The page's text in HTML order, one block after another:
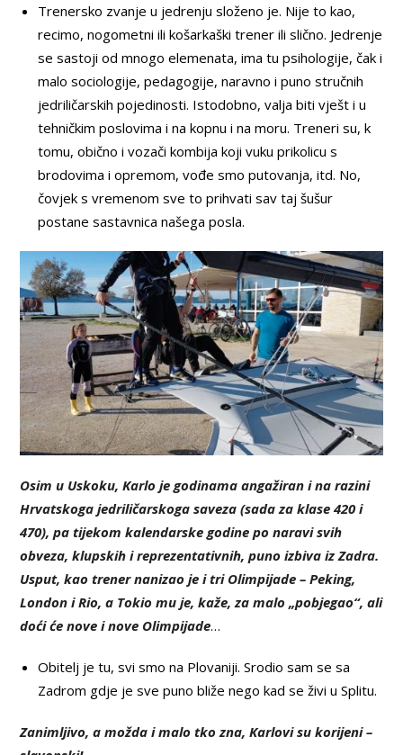
Trenersko zvanje u jedrenju složeno je. Nije to kao,
recimo, nogometni ili košarkaški trener ili slično. Jedrenje
se sastoji od mnogo elemenata, ima tu psihologije, čak i
malo sociologije, pedagogije, naravno i puno stručnih
jedriličarskih pojedinosti. Istodobno, valja biti vješt i u
tehničkim poslovima i na kopnu i na moru. Treneri su, k
tomu, obično i vozači kombija koji vuku prikolicu s
brodovima i opremom, vođe smo putovanja, itd. No,
čovjek s vremenom sve to prihvati sav taj šušur
postane sastavnica našega posla.
Osim u Uskoku, Karlo je godinama angažiran i na razini
Hrvatskoga jedriličarskoga saveza (sada za klase 420 i
470), pa tijekom kalendarske godine po naravi svih
obveza, klupskih i reprezentativnih, puno izbiva iz Zadra.
Usput, kao trener nanizao je i tri Olimpijade – Peking,
London i Rio, a Tokio mu je, kaže, za malo „pobjegao“, ali
doći će nove i nove Olimpijade…
Obitelj je tu, svi smo na Plovaniji. Srodio sam se sa
Zadrom gdje je sve puno bliže nego kad se živi u Splitu.
Zanimljivo, a možda i malo tko zna, Karlovi su korijeni –